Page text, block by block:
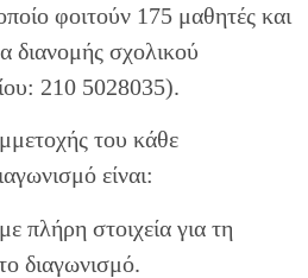
φοιτούν 175 μαθητές και
διανομής σχολικού
210 5028035).
του κάθε
είναι:
πλήρη στοιχεία για τη
διαγωνισμό.